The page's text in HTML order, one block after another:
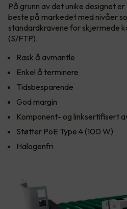
På grunn av det unike designet
beste på markedet med nivåer
standardkravene for skjermede
(S/FTP).
Rask å avmantle
Enkel å terminere
Tidsbesparende
God margin
Komponent- og linksertifisert
Støtter PoE Type 4 (100 W)
Halogenfri